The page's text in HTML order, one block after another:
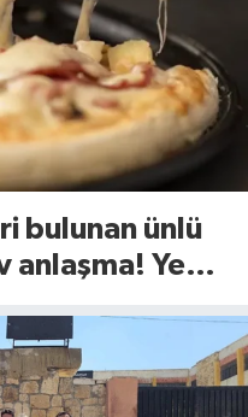
bulunan ünlü
anlaşma! Yeni